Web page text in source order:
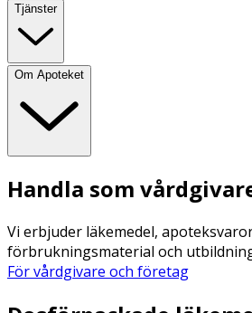
Tjänster
Om Apoteket
Handla som
Vi erbjuder läkemedel,
förbrukningsmaterial och
För vårdgivare och företag